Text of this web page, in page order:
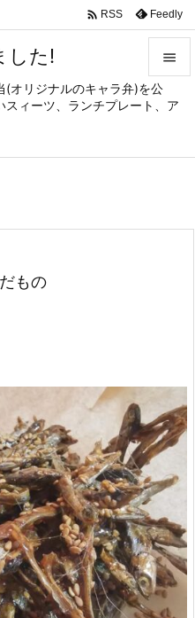
した!
(オリジナルのキャラ弁)を公
ィーツ、ランチプレート、ア


メニュ
サイド

 RSS Feedly
もの